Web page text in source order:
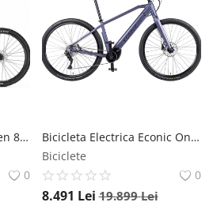
Bicicleta MTB Focus Raven 8.7 - 29 inch, M, Stone Blue, Reambalat Focus
0
Bicicleta Electrica Econic One Bandit - 29 Inch, L, Mov, Reambalat Econic ONE
Biciclete
0
8.491 Lei 19.899Lei